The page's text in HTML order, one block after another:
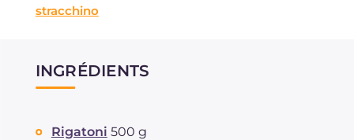
stracchino
INGRÉDIENTS
Rigatoni 500 g